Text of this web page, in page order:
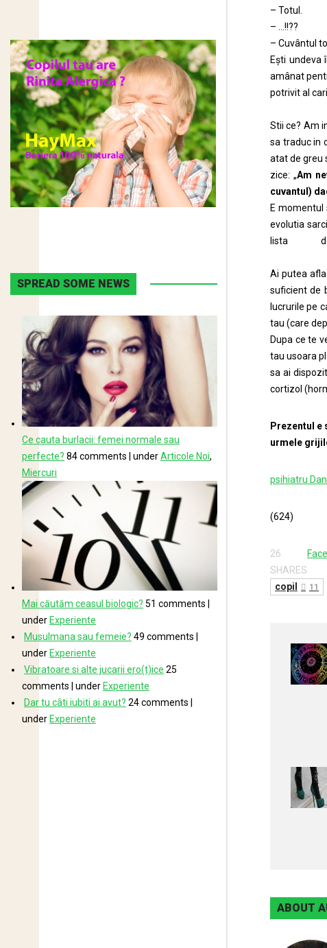
– Totul.
– …!!??
– Cuvântul
Eşti undeva
amânat
potrivit al
Stii ce? Am
sa traduc in
atat de greu
zice: „Am
cuvantul)
E
evolutia
lista
Ai putea
suficient de
lucrurile pe
tau (care
Dupa ce te
tau usoara
sa ai
cortizol
Prezentul e
urmele
psihiatru
(624)
26
SHARES
copil 11
ABOUT
SPREAD SOME NEWS
Ce cauta burlacii: femei normale sau
perfecte? 84 comments | underArticole Noi,
Miercuri
Mai căutăm ceasul biologic? 51 comments
under Experiente
Musulmana sau femeie? 49 comments
under Experiente
Vibratoare si alte jucarii ero(t)ice 25
comments
under Experiente
Dar tu câti iubiti ai avut? 24 comments
under Experiente